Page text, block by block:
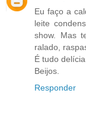
Eu faço a
leite
show. Mas
ralado,
É tudo
Beijos.
Responder